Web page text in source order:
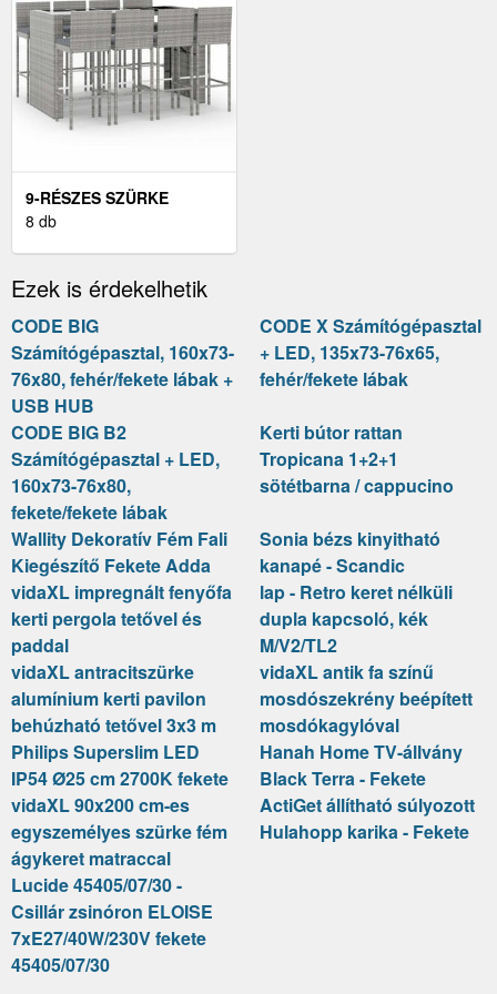
9-RÉSZES SZÜRKE
POLYRATTAN KERTI
8 db
Ezek is érdekelhetik
CODE BIG
Számítógépasztal, 160x73-
76x80, fehér/fekete lábak +
USB HUB
CODE X Számítógépasztal
+ LED, 135x73-76x65,
fehér/fekete lábak
CODE BIG B2
Számítógépasztal + LED,
160x73-76x80,
fekete/fekete lábak
Kerti bútor rattan
Tropicana 1+2+1
sötétbarna / cappucino
Wallity Dekoratív Fém Fali
Kiegészítő Fekete Adda
Sonia bézs kinyitható
kanapé - Scandic
vidaXL impregnált fenyőfa
kerti pergola tetővel és
paddal
lap - Retro keret nélküli
dupla kapcsoló, kék
M/V2/TL2
vidaXL antracitszürke
alumínium kerti pavilon
behúzható tetővel 3x3 m
vidaXL antik fa színű
mosdószekrény beépített
mosdókagylóval
Philips Superslim LED
IP54 Ø25 cm 2700K fekete
Hanah Home TV-állvány
Black Terra - Fekete
vidaXL 90x200 cm-es
egyszemélyes szürke fém
ágykeret matraccal
ActiGet állítható súlyozott
Hulahopp karika - Fekete
Lucide 45405/07/30 -
Csillár zsinóron ELOISE
7xE27/40W/230V fekete
45405/07/30